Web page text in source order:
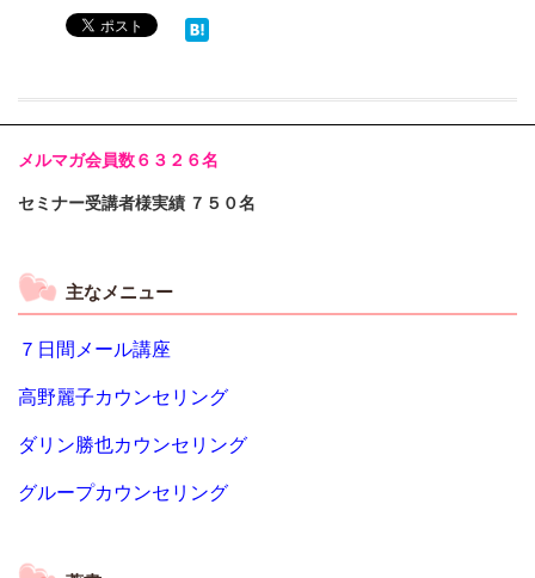
メルマガ会員数６３２６名
セミナー受講者様実績 ７５０名
主なメニュー
７日間メール講座
高野麗子カウンセリング
ダリン勝也カウンセリング
グループカウンセリング